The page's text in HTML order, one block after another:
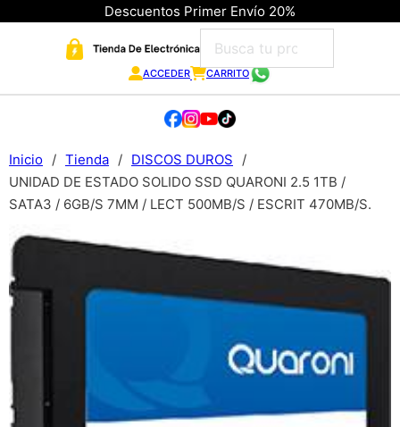
Descuentos Primer Envío 20%
ACCEDER CARRITO
Inicio / Tienda / DISCOS DUROS
/
UNIDAD DE ESTADO SOLIDO SSD QUARONI 2.5 1TB /
SATA3 / 6GB/S 7MM / LECT 500MB/S / ESCRIT 470MB/S.